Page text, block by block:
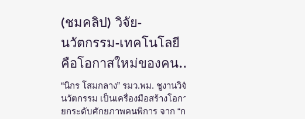
(ชมคลิป) วิจัย-
นวัตกรรม-เทคโนโลยี
คือโอกาสใหม่ของคน
พิการไทย และพลังขับ
เคลื่อนเศรษฐกิจประเทศ
“นิกร โสมกลาง” รมว.พม. ชูงานวิจัย-
นวัตกรรม เป็นเครื่องมือสร้างโอกาส
ยกระดับศักยภาพคนพิการ จาก “การ